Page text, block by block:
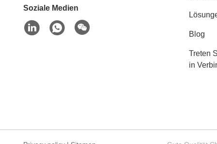
Soziale Medien
Blog
Treten
in